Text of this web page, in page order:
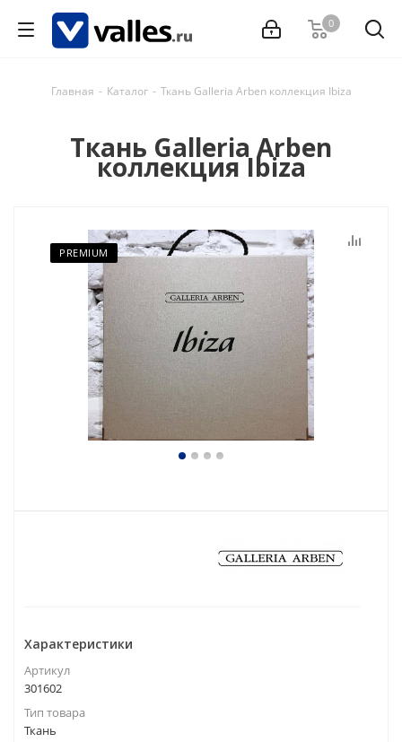
0
Главная - Каталог - Ткань Galleria Arben коллекция Ibiza
Ткань Galleria Arben
коллекция Ibiza
PREMIUM
Характеристики
Артикул
301602
Тип товара
Ткань